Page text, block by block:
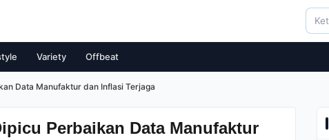
Variety Offbeat
Data Manufaktur dan Inflasi Terjaga
Perbaikan Data Manufaktur